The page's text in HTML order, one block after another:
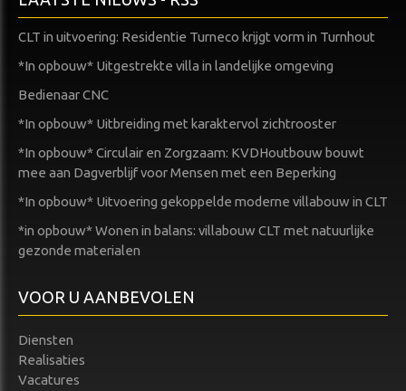
CLT in uitvoering: Residentie Turneco krijgt vorm in Turnhout
*In opbouw* Uitgestrekte villa in landelijke omgeving
Bedienaar CNC
*In opbouw* Uitbreiding met karaktervol zichtrooster
*In opbouw* Circulair en Zorgzaam: KVDHoutbouw bouwt
mee aan Dagverblijf voor Mensen met een Beperking
*In opbouw* Uitvoering gekoppelde moderne villabouw in CLT
*in opbouw* Wonen in balans: villabouw CLT met natuurlijke
gezonde materialen
VOOR U AANBEVOLEN
Diensten
Realisaties
Vacatures